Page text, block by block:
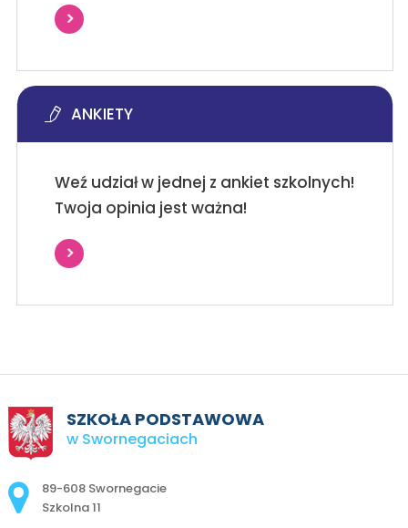
ANKIETY
Weź udział w jednej z ankiet szkolnych!
Twoja opinia jest ważna!
SZKOŁA PODSTAWOWA
w Swornegaciach
Adres pocztowy:
89-608 Swornegacie
Szkolna 11